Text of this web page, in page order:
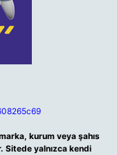
kurum veya şahıs
Sitede yalnızca kendi